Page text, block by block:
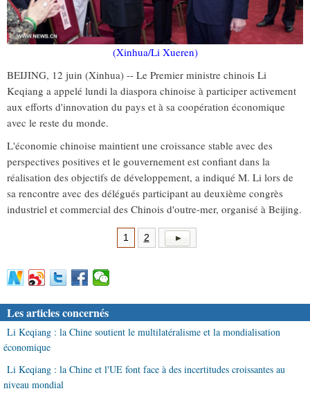
(Xinhua/Li Xueren)
BEIJING, 12 juin (Xinhua) -- Le Premier ministre chinois Li
Keqiang a appelé lundi la diaspora chinoise à participer activement
aux efforts d'innovation du pays et à sa coopération économique
avec le reste du monde.
L'économie chinoise maintient une croissance stable avec des
perspectives positives et le gouvernement est confiant dans la
réalisation des objectifs de développement, a indiqué M. Li lors de
sa rencontre avec des délégués participant au deuxième congrès
industriel et commercial des Chinois d'outre-mer, organisé à Beijing.
1 2
Les articles concernés
Li Keqiang : la Chine soutient le multilatéralisme et la mondialisation
économique
Li Keqiang : la Chine et l'UE font face à des incertitudes croissantes au
niveau mondial